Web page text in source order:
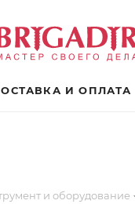
И ОПЛАТА
и оборудование